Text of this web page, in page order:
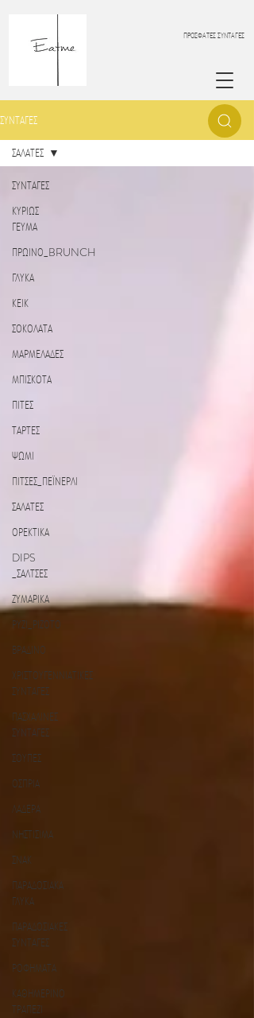
ΠΡΟΣΦΑΤΕΣ ΣΥΝΤΑΓΕΣ
ΣΥΝΤΑΓΕΣ
ΣΥΝΤΑΓΕΣ
ΚΥΡΙΩΣ
ΓΕΥΜΑ
ΠΡΩΙΝΟ_BRUNCH
ΓΛΥΚΑ
ΚΕΙΚ
ΣΟΚΟΛΑΤΑ
ΜΑΡΜΕΛΑΔΕΣ
ΜΠΙΣΚΟΤΑ
ΠΙΤΕΣ
ΤΑΡΤΕΣ
ΨΩΜΙ
ΠΙΤΣΕΣ_ΠΕΪΝΕΡΛΙ
ΣΑΛΑΤΕΣ
ΟΡΕΚΤΙΚΑ
DIPS
_ΣΑΛΤΣΕΣ
ΖΥΜΑΡΙΚΑ
ΡΥΖΙ_ΡΙΖΟΤΟ
ΒΡΑΔΙΝΟ
ΧΡΙΣΤΟΥΓΕΝΝΙΑΤΙΚΕΣ
ΣΥΝΤΑΓΕΣ
ΠΑΣΧΑΛΙΝΕΣ
ΣΥΝΤΑΓΕΣ
ΣΟΥΠΕΣ
ΟΣΠΡΙΑ
ΛΑΔΕΡΑ
ΝΗΣΤΙΣΙΜΑ
ΣΝΑΚ
ΠΑΡΑΔΟΣΙΑΚΑ
ΓΛΥΚΑ
ΠΑΡΑΔΟΣΙΑΚΕΣ
ΣΥΝΤΑΓΕΣ
ΡΟΦΗΜΑΤΑ
ΚΑΘΗΜΕΡΙΝΟ
ΤΡΑΠΕΖΙ
ΣΑΛΑΤΕΣ